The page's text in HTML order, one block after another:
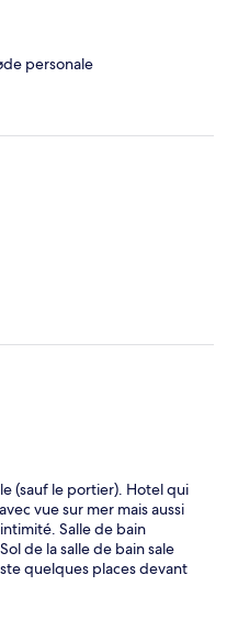
personale
(sauf le portier). Hotel qui
vue sur mer mais aussi
Salle de bain
de la salle de bain sale
quelques places devant
parking ?? Le pire : le
vraiment pas appétissant.